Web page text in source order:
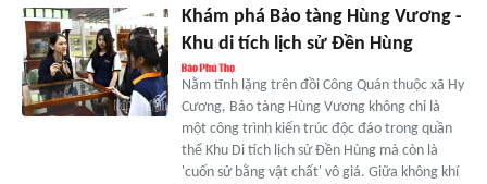
Khám phá Bảo tàng Hùng Vương -
Khu di tích lịch sử Đền Hùng
Nằm tĩnh lặng trên đồi Công Quán thuộc xã Hy
Cương, Bảo tàng Hùng Vương không chỉ là
một công trình kiến trúc độc đáo trong quần
thể Khu Di tích lịch sử Đền Hùng mà còn là
'cuốn sử bằng vật chất' vô giá. Giữa không khí